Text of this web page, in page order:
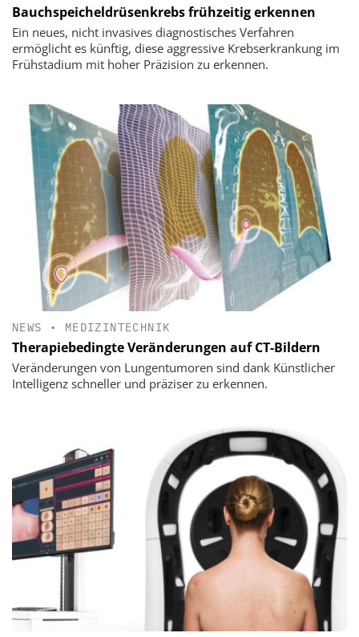
Bauchspeicheldrüsenkrebs frühzeitig erkennen
Ein neues, nicht invasives diagnostisches Verfahren
ermöglicht es künftig, diese aggressive Krebserkrankung im
Frühstadium mit hoher Präzision zu erkennen.
NEWS • MEDIZINTECHNIK
Therapiebedingte Veränderungen auf CT-Bildern
Veränderungen von Lungentumoren sind dank Künstlicher
Intelligenz schneller und präziser zu erkennen.